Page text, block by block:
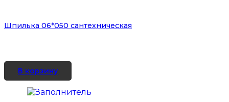
Шпилька 06*050 сантехническая
В корзину